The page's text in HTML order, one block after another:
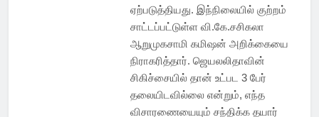
ஏற்படுத்தியது. இந்நிலையில் குற்றம்
சாட்டப்பட்டுள்ள வி.கே.சசிகலா
ஆறுமுகசாமி கமிஷன் அறிக்கையை
நிராகரித்தார். ஜெயலலிதாவின்
சிகிச்சையில் தான் உட்பட 3 பேர்
தலையிடவில்லை என்றும், எந்த
விசாரணையையும் சந்திக்க தயார்